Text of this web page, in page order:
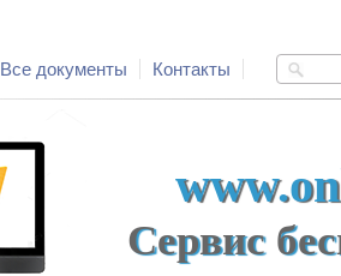
Все документы Контакты
Сервис